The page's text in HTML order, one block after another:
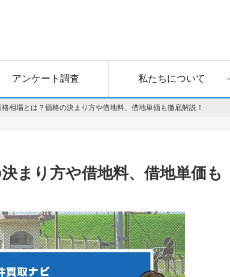
アンケート調査 私たちについて
相場とは？価格の決まり方や借地料、借地単価も徹底解説！
まり方や借地料、借地単価も